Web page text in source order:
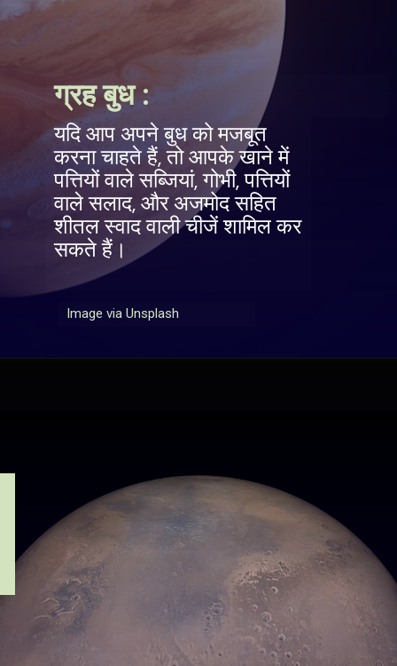
Image via Unsplash
यदि आप अपने बुध को मजबूत
करना चाहते हैं, तो आपके खाने में
पत्तियों वाले सब्जियां, गोभी, पत्तियों
वाले सलाद, और अजमोद सहित
शीतल स्वाद वाली चीजें शामिल कर
सकते हैं।
ग्रह बुध :